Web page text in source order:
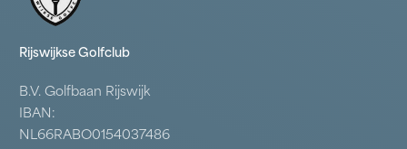
Rijswijkse Golfclub
B.V. Golfbaan Rijswijk
IBAN:
NL66RABO0154037486